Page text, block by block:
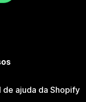
de ajuda da Shopify